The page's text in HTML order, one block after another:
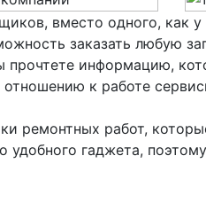
вместо одного, как
заказать любую
прочтете информацию,
к работе
ремонтных работ,
удобного гаджета,